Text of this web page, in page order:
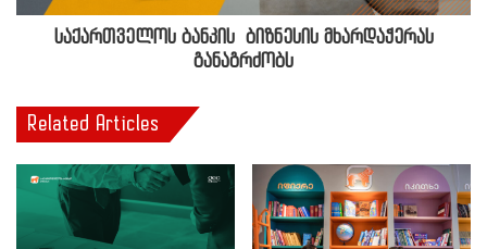
საქართველოს ბანკის ბიზნესის მხარდაჭერას
განაგრძობს
Related Articles